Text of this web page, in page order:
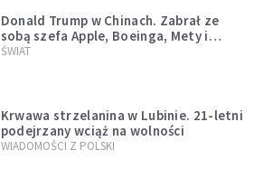
Donald Trump w Chinach. Zabrał ze
sobą szefa Apple, Boeinga, Mety i
Muska
ŚWIAT
Krwawa strzelanina w Lubinie. 21-letni
podejrzany wciąż na wolności
WIADOMOŚCI Z POLSKI